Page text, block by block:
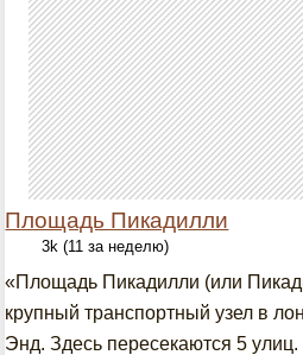
Площадь Пикадилли
3k (11 за неделю)
«Площадь Пикадилли (или
крупный транспортный узел в
Энд. Здесь пересекаются 5